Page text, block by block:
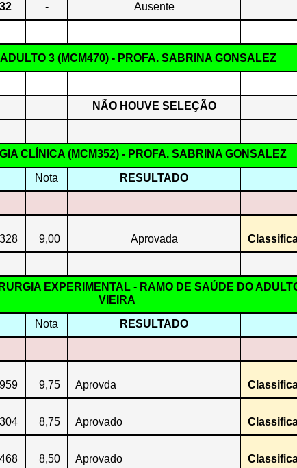
- Ausente
3 (MCM470) - PROFA. SABRINA GONSALEZ
NÃO HOUVE SELEÇÃO
CLÍNICA (MCM352) - PROFA. SABRINA GONSALEZ
Nota RESULTADO
9,00 Aprovada
EXPERIMENTAL - RAMO DE SAÚDE DO
VIEIRA
Nota RESULTADO
9,75 Aprovda
8,75 Aprovado
8,50 Aprovado